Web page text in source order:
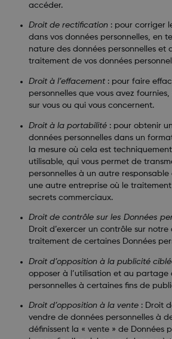
accéder.
Droit de rectification: pour corriger
dans vos données personnelles, en
nature des données personnelles et
traitement de vos données
Droit à l’effacement: pour faire
personnelles que vous avez
sur vous ou qui vous concernent.
Droit à la portabilité: pour obtenir
données personnelles dans un
la mesure où cela est
utilisable, qui vous permet de
personnelles à un autre
une autre entreprise où le
secrets commerciaux.
Droit de contrôle sur les Données
Droit d’exercer un contrôle sur
traitement de certaines Données
Droit d’opposition à la publicité
opposer à l’utilisation et au partage
personnelles à certaines fins de
Droit d’opposition à la vente: Droit
vendre de données personnelles à
définissent la « vente » de Données